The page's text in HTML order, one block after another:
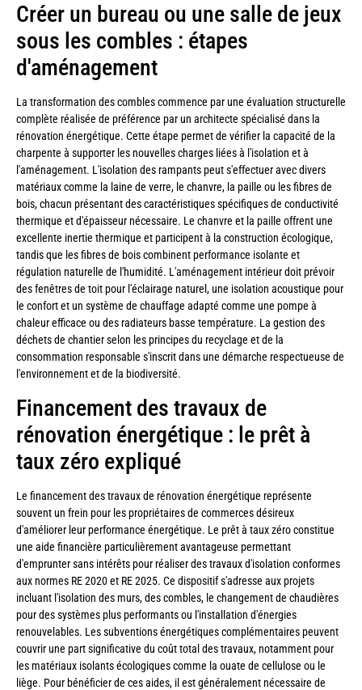
Créer un bureau ou une salle de jeux
sous les combles : étapes
d'aménagement
La transformation des combles commence par une évaluation structurelle
complète réalisée de préférence par un architecte spécialisé dans la
rénovation énergétique. Cette étape permet de vérifier la capacité de la
charpente à supporter les nouvelles charges liées à l'isolation et à
l'aménagement. L'isolation des rampants peut s'effectuer avec divers
matériaux comme la laine de verre, le chanvre, la paille ou les fibres de
bois, chacun présentant des caractéristiques spécifiques de conductivité
thermique et d'épaisseur nécessaire. Le chanvre et la paille offrent une
excellente inertie thermique et participent à la construction écologique,
tandis que les fibres de bois combinent performance isolante et
régulation naturelle de l'humidité. L'aménagement intérieur doit prévoir
des fenêtres de toit pour l'éclairage naturel, une isolation acoustique pour
le confort et un système de chauffage adapté comme une pompe à
chaleur efficace ou des radiateurs basse température. La gestion des
déchets de chantier selon les principes du recyclage et de la
consommation responsable s'inscrit dans une démarche respectueuse de
l'environnement et de la biodiversité.
Financement des travaux de
rénovation énergétique : le prêt à
taux zéro expliqué
Le financement des travaux de rénovation énergétique représente
souvent un frein pour les propriétaires de commerces désireux
d'améliorer leur performance énergétique. Le prêt à taux zéro constitue
une aide financière particulièrement avantageuse permettant
d'emprunter sans intérêts pour réaliser des travaux d'isolation conformes
aux normes RE 2020 et RE 2025. Ce dispositif s'adresse aux projets
incluant l'isolation des murs, des combles, le changement de chaudières
pour des systèmes plus performants ou l'installation d'énergies
renouvelables. Les subventions énergétiques complémentaires peuvent
couvrir une part significative du coût total des travaux, notamment pour
les matériaux isolants écologiques comme la ouate de cellulose ou le
liège. Pour bénéficier de ces aides, il est généralement nécessaire de